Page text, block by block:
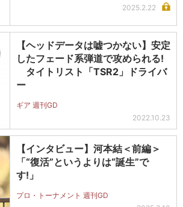
2025.2.22
【ヘッドデータは嘘つかない】安定
したフェード系弾道で攻められる!
タイトリスト「TSR2」ドライバ
ー
ギア 週刊GD
2022.10.23
【インタビュー】河本結＜前編＞
「“復活”というよりは“誕生”で
す!」
プロ・トーナメント 週刊GD